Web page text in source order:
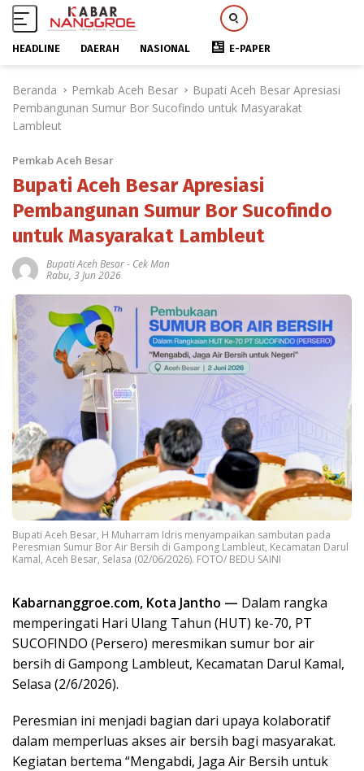
HEADLINE DAERAH NASIONAL E-PAPER
Beranda Pemkab Aceh Besar
Bupati Aceh Besar Apresiasi
Pembangunan Sumur Bor Sucofindo untuk Masyarakat
Lambleut
Pemkab Aceh Besar
Bupati Aceh Besar Apresiasi
Pembangunan Sumur Bor Sucofindo
untuk Masyarakat Lambleut
Bupati Aceh Besar- Cek Man
Rabu, 3 Jun 2026
Bupati Aceh Besar, H Muharram Idris menyampaikan sambutan pada
Peresmian Sumur Bor Air Bersih di Gampong Lambleut, Kecamatan Darul
Kamal, Aceh Besar, Selasa (02/06/2026). FOTO/ BEDU SAINI
Kabarnanggroe.com, Kota Jantho — Dalam rangka
memperingati Hari Ulang Tahun (HUT) ke-70, PT
SUCOFINDO (Persero) meresmikan sumur bor air
bersih di Gampong Lambleut, Kecamatan Darul Kamal,
Selasa (2/6/2026).
Peresmian ini menjadi bagian dari upaya kolaboratif
dalam memperluas akses air bersih bagi masyarakat.
Kegiatan bertema “Mengabdi, Jaga Air Bersih untuk